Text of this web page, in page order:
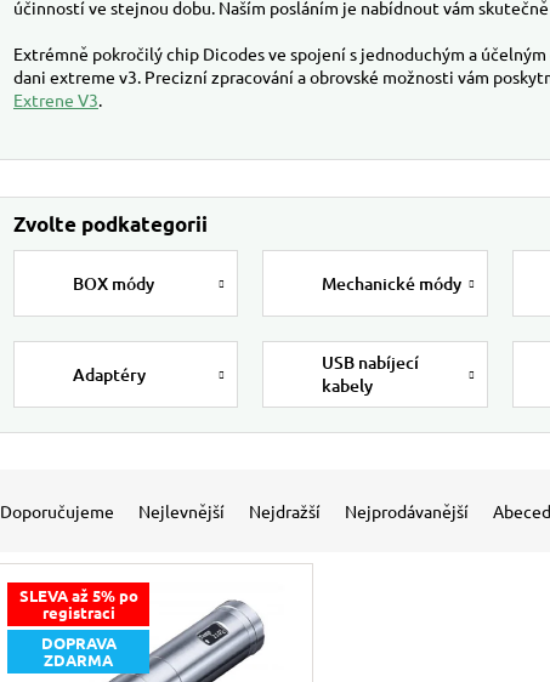
účinností ve stejnou dobu. Naším posláním je nabídnout vám
Extrémně pokročilý chip Dicodes ve spojení s jednoduchým a
dani extreme v3. Precizní zpracování a obrovské možnosti vám
Extrene V3
BOX módy Mechanické módy
Adaptéry
USB nabíjecí
kabely
Doporučujeme Nejlevnější Nejdražší Nejprodávanější
SLEVA až 5% po
registraci
DOPRAVA
ZDARMA